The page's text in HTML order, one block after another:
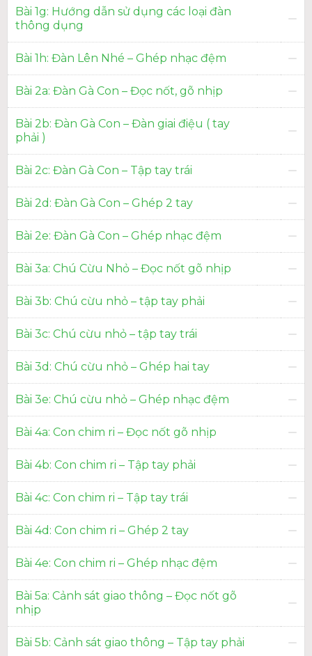
Bài 1g: Hướng dẫn sử dụng các loại đàn
thông dụng
Bài 1h: Đàn Lên Nhé – Ghép nhạc đệm
Bài 2a: Đàn Gà Con – Đọc nốt, gõ nhịp
Bài 2b: Đàn Gà Con – Đàn giai điệu ( tay
phải )
Bài 2c: Đàn Gà Con – Tập tay trái
Bài 2d: Đàn Gà Con – Ghép 2 tay
Bài 2e: Đàn Gà Con – Ghép nhạc đệm
Bài 3a: Chú Cừu Nhỏ – Đọc nốt gõ nhịp
Bài 3b: Chú cừu nhỏ – tập tay phải
Bài 3c: Chú cừu nhỏ – tập tay trái
Bài 3d: Chú cừu nhỏ – Ghép hai tay
Bài 3e: Chú cừu nhỏ – Ghép nhạc đệm
Bài 4a: Con chim ri – Đọc nốt gõ nhịp
Bài 4b: Con chim ri – Tập tay phải
Bài 4c: Con chim ri – Tập tay trái
Bài 4d: Con chim ri – Ghép 2 tay
Bài 4e: Con chim ri – Ghép nhạc đệm
Bài 5a: Cảnh sát giao thông – Đọc nốt gõ
nhịp
Bài 5b: Cảnh sát giao thông – Tập tay phải